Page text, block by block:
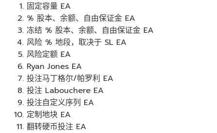
固定容量 EA
% 股本、余额、自由保证金 EA
冻结 % 股本、余额、自由保证金 EA
风险 % 地段，取决于 SL EA
风险定额 EA
Ryan Jones EA
投注马丁格尔/帕罗利 EA
投注 Labouchere EA
投注自定义序列 EA
定制地块 EA
翻转硬币投注 EA